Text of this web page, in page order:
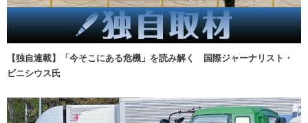
【独自連載】「今そこにある危機」を読み解く 国際ジャーナリスト・
ビニシウス氏